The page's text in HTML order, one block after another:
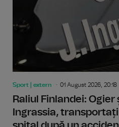
Sport | extern 01 August 2026, 20:18
Raliul Finlandei: Ogier
Ingrassia,